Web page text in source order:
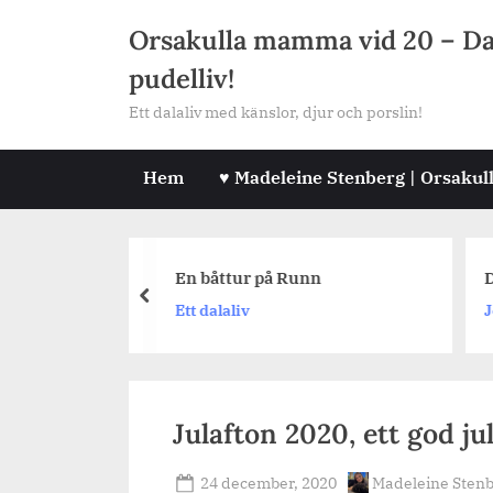
Orsakulla mamma vid 20 –
pudelliv!
Ett dalaliv med känslor, djur och porslin!
Hem ♥ Madeleine Stenberg |
En båttur på Runn
Ett dalaliv
prev
Julafton 2020, ett god
Posted
24 december, 2020 By
Madeleine